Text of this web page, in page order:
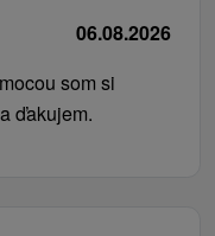
06.08.2026
som si
ďakujem.